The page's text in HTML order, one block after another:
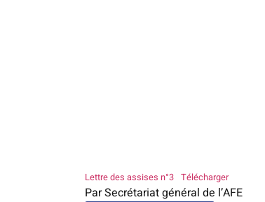
Lettre des assises n°3 Télécharger
Par Secrétariat général de l’AFE